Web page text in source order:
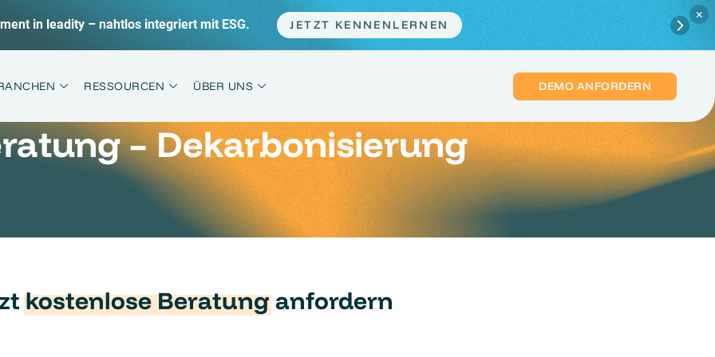
Klimabilanz im Sprint statt Marathon + die häufigsten Fehler. JETZT PLATZ SICHERN
×
RESSOURCEN ÜBER UNS DEMO ANFORDERN
– Dekarbonisierung
kostenlose Beratunganfordern